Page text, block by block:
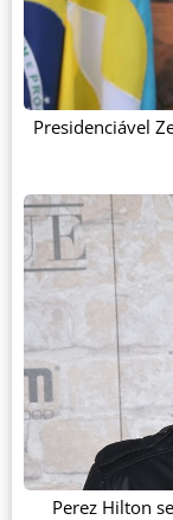
Presidenciável
Perez Hilton